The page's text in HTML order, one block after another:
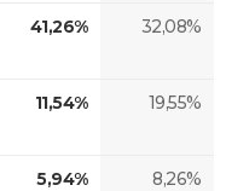
41,26% 32,08%
11,54% 19,55%
5,94% 8,26%